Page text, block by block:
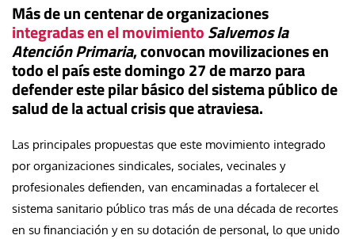
Más de un centenar de organizaciones
integradas en el movimientoSalvemos la
Atención Primaria, convocan movilizaciones en
todo el paíseste domingo 27 de marzopara
defender este pilar básico del sistema público de
salud de la actual crisis que atraviesa.
Las principales propuestas que este movimiento integrado
por organizaciones sindicales, sociales, vecinales y
profesionales defienden, van encaminadas a fortalecer el
sistema sanitario público tras más de una década de recortes
en su financiación y en su dotación de personal, lo que unido